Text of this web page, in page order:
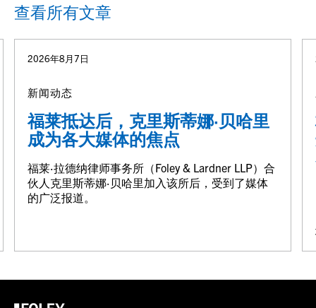
查看所有文章
2026年8月7日
新闻动态
福莱抵达后，克里斯蒂娜·贝哈里
成为各大媒体的焦点
福莱·拉德纳律师事务所（Foley & Lardner LLP）合
伙人克里斯蒂娜·贝哈里加入该所后，受到了媒体
的广泛报道。